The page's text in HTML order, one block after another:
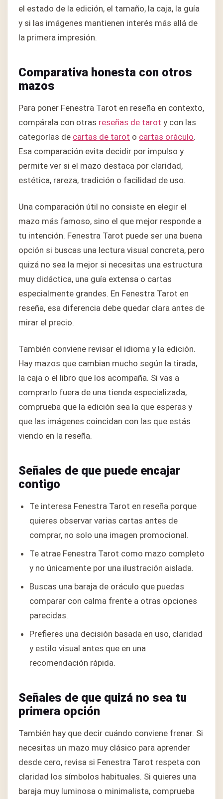
el estado de la edición, el tamaño, la caja, la guía
y si las imágenes mantienen interés más allá de
la primera impresión.
Comparativa honesta con otros
mazos
Para poner Fenestra Tarot en reseña en contexto,
compárala con otras reseñas de tarot y con las
categorías de cartas de tarot o cartas oráculo.
Esa comparación evita decidir por impulso y
permite ver si el mazo destaca por claridad,
estética, rareza, tradición o facilidad de uso.
Una comparación útil no consiste en elegir el
mazo más famoso, sino el que mejor responde a
tu intención. Fenestra Tarot puede ser una buena
opción si buscas una lectura visual concreta, pero
quizá no sea la mejor si necesitas una estructura
muy didáctica, una guía extensa o cartas
especialmente grandes. En Fenestra Tarot en
reseña, esa diferencia debe quedar clara antes de
mirar el precio.
También conviene revisar el idioma y la edición.
Hay mazos que cambian mucho según la tirada,
la caja o el libro que los acompaña. Si vas a
comprarlo fuera de una tienda especializada,
comprueba que la edición sea la que esperas y
que las imágenes coincidan con las que estás
viendo en la reseña.
Señales de que puede encajar
contigo
Te interesa Fenestra Tarot en reseña porque
quieres observar varias cartas antes de
comprar, no solo una imagen promocional.
Te atrae Fenestra Tarot como mazo completo
y no únicamente por una ilustración aislada.
Buscas una baraja de oráculo que puedas
comparar con calma frente a otras opciones
parecidas.
Prefieres una decisión basada en uso, claridad
y estilo visual antes que en una
recomendación rápida.
Señales de que quizá no sea tu
primera opción
También hay que decir cuándo conviene frenar. Si
necesitas un mazo muy clásico para aprender
desde cero, revisa si Fenestra Tarot respeta con
claridad los símbolos habituales. Si quieres una
baraja muy luminosa o minimalista, comprueba